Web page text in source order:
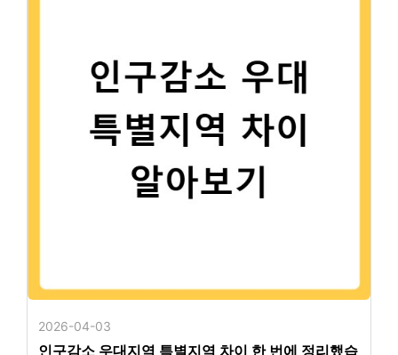
2026-04-03
인구감소 우대지역 특별지역 차이 한 번에 정리했습